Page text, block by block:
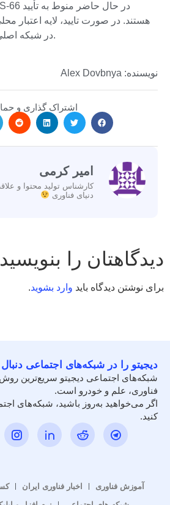
در شبکه اصلی در دسترس خواهد بود.
نویسنده: Alex Dovbnya
اشتراک گذاری و
امیر کرمی
کارشناس تولید محتوا و
دنیای فناوری
دیدگاهتان را بنویسید
برای نوشتن دیدگاه باید وارد بشوید.
دیجیتو را در شبکه‌های اجتماعی دنبال
شبکه‌های اجتماعی دیجیتو سریع‌ترین
فناوری، علم و خودرو است.
اگر می‌خواهید به‌روز باشید، شبکه‌های
کنید.
آموزش فناوری اخبار فناوری ایران